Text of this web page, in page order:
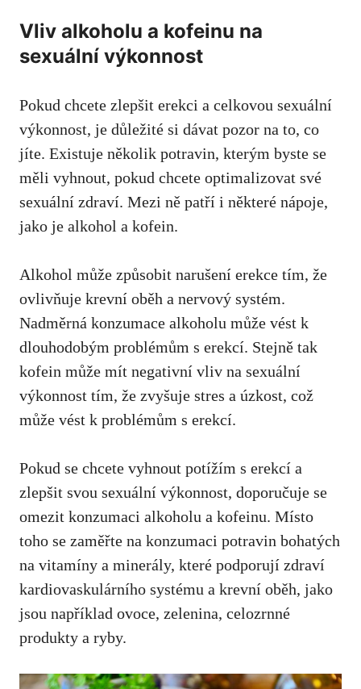
Vliv alkoholu a kofeinu na
sexuální výkonnost
Pokud chcete zlepšit erekci a celkovou sexuální
výkonnost, je důležité si dávat pozor na to, co
jíte. Existuje několik potravin, kterým byste se
měli vyhnout, pokud chcete optimalizovat své
sexuální zdraví. Mezi ně patří i některé nápoje,
jako je alkohol a kofein.
Alkohol může způsobit narušení erekce tím, že
ovlivňuje krevní oběh a nervový systém.
Nadměrná konzumace alkoholu může vést k
dlouhodobým problémům s erekcí. Stejně tak
kofein může mít negativní vliv na sexuální
výkonnost tím, že zvyšuje stres a úzkost, což
může vést k problémům s erekcí.
Pokud se chcete vyhnout potížím s erekcí a
zlepšit svou sexuální výkonnost, doporučuje se
omezit konzumaci alkoholu a kofeinu. Místo
toho se zaměřte na konzumaci potravin bohatých
na vitamíny a minerály, které podporují zdraví
kardiovaskulárního systému a krevní oběh, jako
jsou například ovoce, zelenina, celozrnné
produkty a ryby.